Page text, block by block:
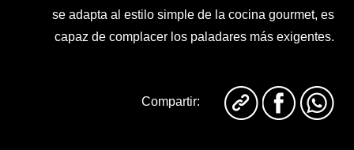
se adapta al estilo simple de la cocina gourmet, es
capaz de complacer los paladares más exigentes.
Compartir: